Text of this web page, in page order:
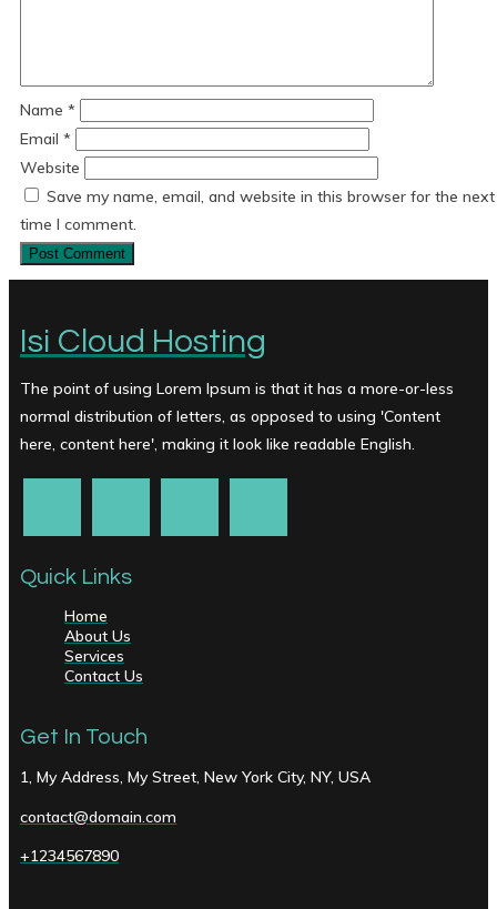
Name *
Email *
Website
Save my name, email, and website in this browser for the next
time I comment.
Isi Cloud Hosting
The point of using Lorem Ipsum is that it has a more-or-less
normal distribution of letters, as opposed to using 'Content
here, content here', making it look like readable English.
Quick Links
Home
About Us
Services
Contact Us
Get In Touch
1, My Address, My Street, New York City, NY, USA
contact@domain.com
+1234567890